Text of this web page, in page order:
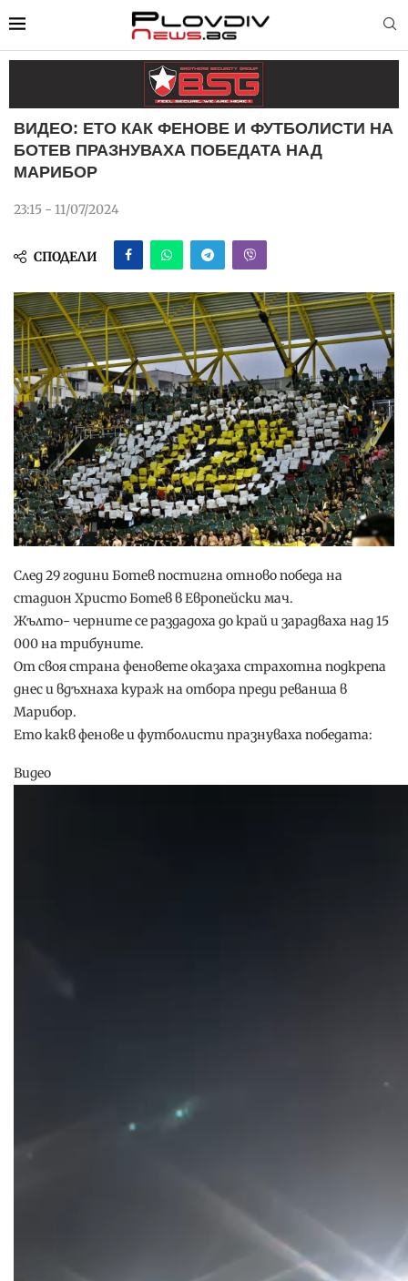
ВИДЕО: ЕТО КАК ФЕНОВЕ И ФУТБОЛИСТИ НА
БОТЕВ ПРАЗНУВАХА ПОБЕДАТА НАД
МАРИБОР
23:15 - 11/07/2024
СПОДЕЛИ
След 29 години Ботев постигна отново победа на
стадион Христо Ботев в Европейски мач.
Жълто- черните се раздадоха до край и зарадваха над 15
000 на трибуните.
От своя страна феновете оказаха страхотна подкрепа
днес и вдъхнаха кураж на отбора преди реванша в
Марибор.
Ето какв фенове и футболисти празнуваха победата:
Видео